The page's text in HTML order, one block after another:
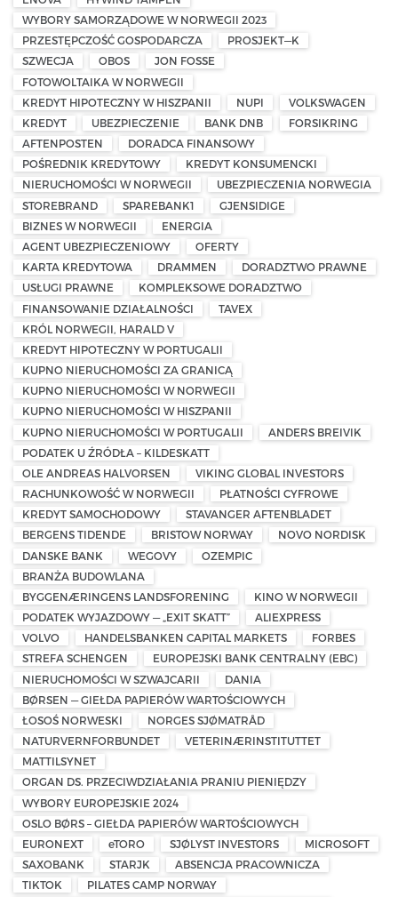
WYBORY SAMORZĄDOWE W NORWEGII 2023
PRZESTĘPCZOŚĆ GOSPODARCZA
PROSJEKT—K
SZWECJA
OBOS
JON FOSSE
FOTOWOLTAIKA W NORWEGII
KREDYT HIPOTECZNY W HISZPANII
NUPI
VOLKSWAGEN
KREDYT
UBEZPIECZENIE BANK DNB
FORSIKRING
AFTENPOSTEN
DORADCA FINANSOWY
POŚREDNIK KREDYTOWY
KREDYT KONSUMENCKI
NIERUCHOMOŚCI W NORWEGII
UBEZPIECZENIA NORWEGIA
STOREBRAND
SPAREBANK1
GJENSIDIGE
BIZNES W NORWEGII
ENERGIA
AGENT UBEZPIECZENIOWY
OFERTY
KARTA KREDYTOWA
DRAMMEN
DORADZTWO PRAWNE
USŁUGI PRAWNE
KOMPLEKSOWE DORADZTWO
FINANSOWANIE DZIAŁALNOŚCI
TAVEX
KRÓL NORWEGII, HARALD V
KREDYT HIPOTECZNY W PORTUGALII
KUPNO NIERUCHOMOŚCI ZA GRANICĄ
KUPNO NIERUCHOMOŚCI W NORWEGII
KUPNO NIERUCHOMOŚCI W HISZPANII
KUPNO NIERUCHOMOŚCI W PORTUGALII
ANDERS BREIVIK
PODATEK U ŹRÓDŁA – KILDESKATT
OLE ANDREAS HALVORSEN
VIKING GLOBAL INVESTORS
RACHUNKOWOŚĆ W NORWEGII
PŁATNOŚCI CYFROWE
KREDYT SAMOCHODOWY
STAVANGER AFTENBLADET
BERGENS TIDENDE
BRISTOW NORWAY
NOVO NORDISK
DANSKE BANK
WEGOVY
OZEMPIC
BRANŻA BUDOWLANA
BYGGENÆRINGENS LANDSFORENING
KINO W NORWEGII
PODATEK WYJAZDOWY — „EXIT SKATT”
ALIEXPRESS
VOLVO
HANDELSBANKEN CAPITAL MARKETS
FORBES
STREFA SCHENGEN
EUROPEJSKI BANK CENTRALNY (EBC)
NIERUCHOMOŚCI W SZWAJCARII
DANIA
BØRSEN — GIEŁDA PAPIERÓW WARTOŚCIOWYCH
ŁOSOŚ NORWESKI
NORGES SJØMATRÅD
NATURVERNFORBUNDET
VETERINÆRINSTITUTTET
MATTILSYNET
ORGAN DS. PRZECIWDZIAŁANIA PRANIU PIENIĘDZY
WYBORY EUROPEJSKIE 2024
OSLO BØRS – GIEŁDA PAPIERÓW WARTOŚCIOWYCH
EURONEXT
eTORO SJØLYST INVESTORS
MICROSOFT
SAXOBANK
STARJK
ABSENCJA PRACOWNICZA
TIKTOK
PILATES CAMP NORWAY